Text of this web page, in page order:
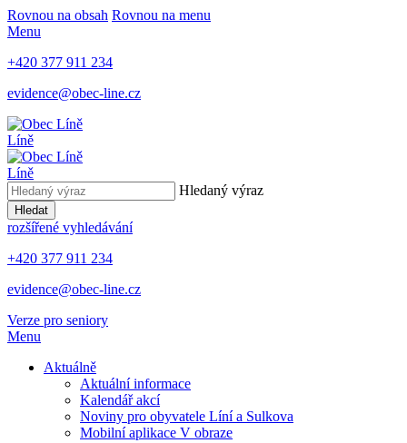
Rovnou na obsah Rovnou na menu
Menu
+420 377 911 234
evidence@obec-line.cz
Líně
Líně
Hledaný výraz
Hledat
rozšířené vyhledávání
+420 377 911 234
evidence@obec-line.cz
Verze pro seniory
Menu
Aktuálně
Aktuální informace
Kalendář akcí
Noviny pro obyvatele Líní a Sulkova
Mobilní aplikace V obraze